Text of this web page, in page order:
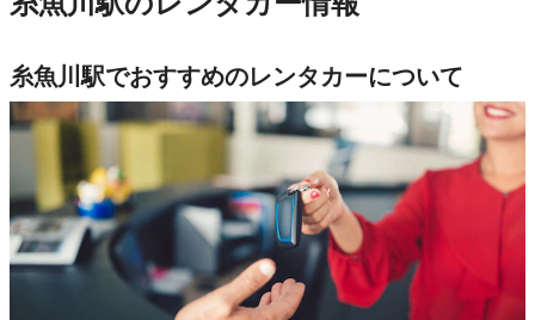
糸魚川駅でおすすめのレンタカーについて